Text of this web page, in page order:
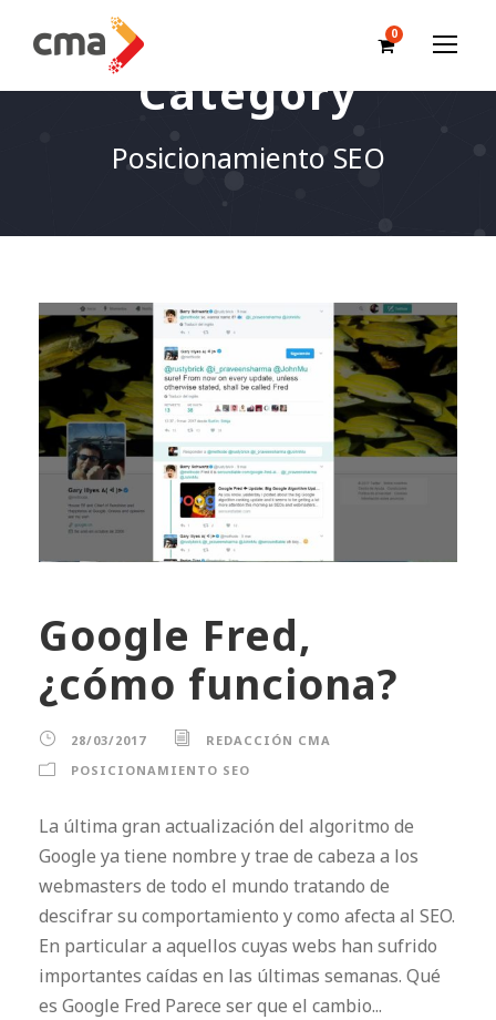
0
Category
Posicionamiento SEO
Google Fred,
¿cómo funciona?
28/03/2017
REDACCIÓN CMA
POSICIONAMIENTO SEO
La última gran actualización del algoritmo de
Google ya tiene nombre y trae de cabeza a los
webmasters de todo el mundo tratando de
descifrar su comportamiento y como afecta al SEO.
En particular a aquellos cuyas webs han sufrido
importantes caídas en las últimas semanas. Qué
es Google Fred Parece ser que el cambio...